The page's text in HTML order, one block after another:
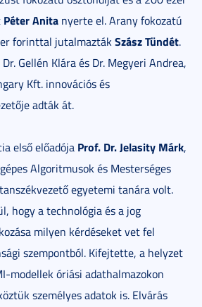
Péter Anita nyerte el. Arany fokozatú
forinttal jutalmaztákSzász Tündét.
Gellén Klára és Dr. Megyeri Andrea,
Kft. innovációs és
adták át.
első előadója Prof. Dr. Jelasity Márk,
Algoritmusok és Mesterséges
egyetemi tanára volt.
hogy a technológia és a jog
milyen kérdéseket vet fel
szempontból. Kifejtette, a helyzet
modellek óriási adathalmazokon
személyes adatok is. Elvárás